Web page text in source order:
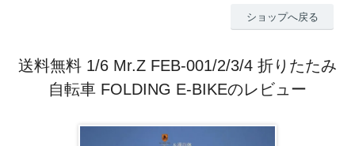
ショップへ戻る
送料無料 1/6 Mr.Z FEB-001/2/3/4 折りたたみ
自転車 FOLDING E-BIKEのレビュー